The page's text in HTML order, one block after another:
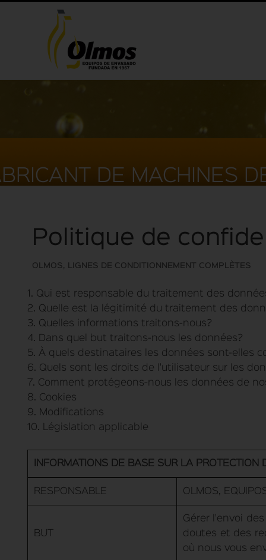
DE MACHINES
Politique de
OLMOS, LIGNES DE CONDITIONNEMENT COMPLÈTES
1. Qui est responsable du traitement des
2. Quelle est la légitimité du traitement des
3. Quelles informations traitons-nous?
4. Dans quel but traitons-nous les données?
5. À quels destinataires les données sont-elles
6. Quels sont les droits de l'utilisateur sur les
7. Comment protégeons-nous les données de
8. Cookies
9. Modifications
10. Législation applicable
INFORMATIONS DE BASE SUR LA PROTECTION
RESPONSABLE OLMOS,
BUT
Gérer l'envoi
doutes et des
où nous vous